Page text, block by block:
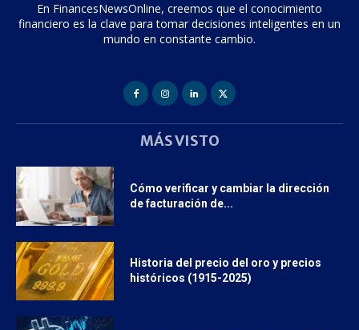
En FinancesNewsOnline, creemos que el conocimiento
financiero es la clave para tomar decisiones inteligentes en un
mundo en constante cambio.
MÁS VISTO
Cómo verificar y cambiar la dirección
de facturación de...
Historia del precio del oro y precios
históricos (1915-2025)